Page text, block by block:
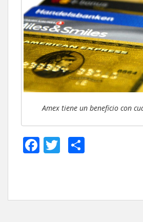
Amex tiene un beneficio con
F
b
T
er p